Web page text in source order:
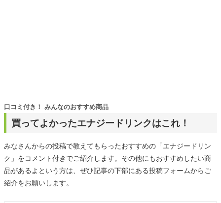
買ってよかったエナジードリンクはこれ！
口コミ付き！ みんなのおすすめ商品
みなさんからの投稿で教えてもらったおすすめの「エナジードリン
ク」をコメント付きでご紹介します。その他にもおすすめしたい商
品があるよという方は、ぜひ記事の下部にある投稿フォームからご
紹介をお願いします。